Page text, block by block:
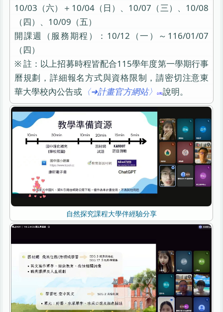
10/03（六）＋10/04（日）、10/07（三）、10/08
（四）、10/09（五）
開課週（服務期程）：10/12（一）～116/01/07
※ 註：以上招募時程皆配合115學年度第一學期行事
曆規劃，詳細報名方式與資格限制，請密切注意東
華大學校內公告或〈➜計畫官方網站〉 說明。
自然探究課程大學伴經驗分享